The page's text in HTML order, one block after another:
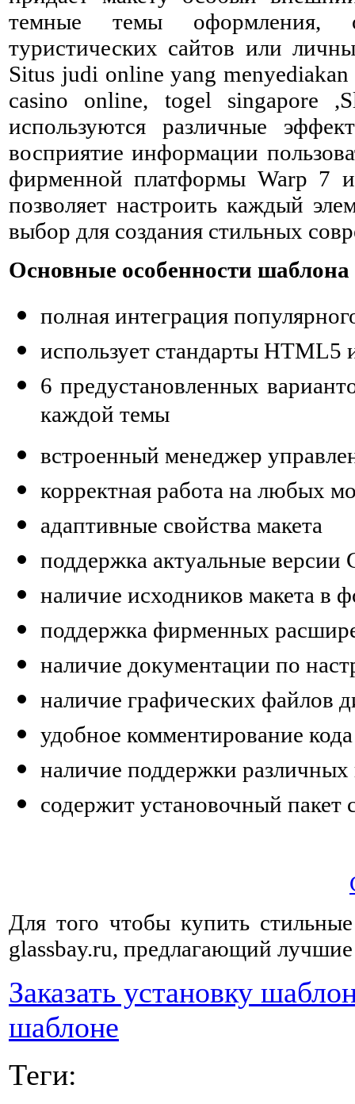
темные темы оформления,
туристических сайтов или
Situs judi online yang
casino online, togel singapore
используются различные
восприятие информации
фирменной платформы Warp 7
позволяет настроить каждый
выбор для создания стильных
Основные особенности
полная интеграция
использует стандарты HTML5
6 предустановленных
каждой темы
встроенный менеджер
корректная работа на любых
адаптивные свойства макета
поддержка актуальные версии
наличие исходников макета в
поддержка фирменных
наличие документации по
наличие графических файлов
удобное комментирование
наличие поддержки различных
содержит установочный
Для того чтобы купить
glassbay.ru, предлагающий
Заказать установку
шаблоне
Теги: